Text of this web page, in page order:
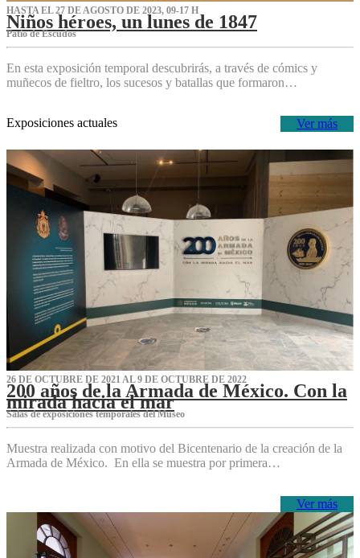
HASTA EL 27 DE AGOSTO DE 2023, 09-17 H
Niños héroes, un lunes de 1847
Patio de Escudos
En esta exposición temporal descubrirás, a través de cómics y
muñecos de fieltro, los sucesos y batallas que formaron…
Ver más
Exposiciones actuales
26 DE OCTUBRE DE 2021 AL 9 DE OCTUBRE DE 2022
200 años de la Armada de México. Con la
mirada hacia el mar
Salas de exposiciones temporales del Museo‌
Muestra realizada con motivo del Bicentenario de la creación de la
Armada de México. En ella se muestra por primera…
Ver más